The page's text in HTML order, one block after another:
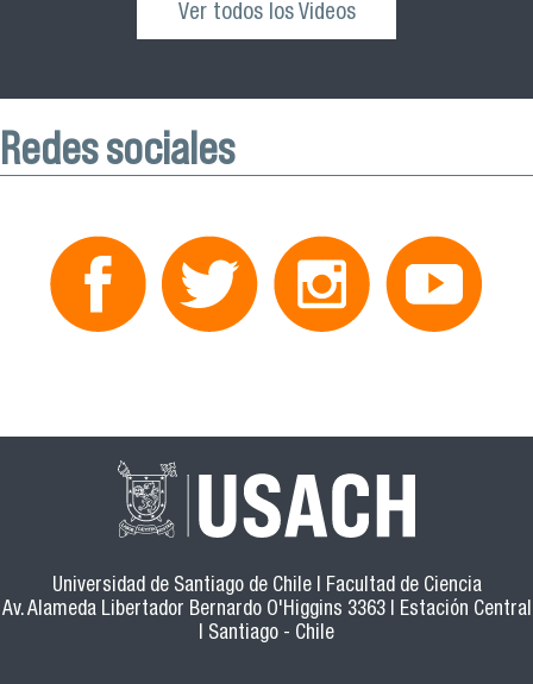
Ver todos los Videos
Redes sociales
Universidad de Santiago de Chile | Facultad de Ciencia
Av. Alameda Libertador Bernardo O'Higgins 3363 | Estación Central
| Santiago - Chile